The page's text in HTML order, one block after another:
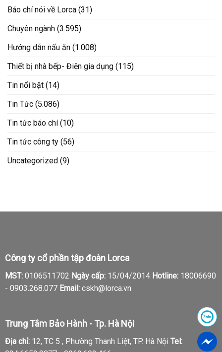
Báo chí nói về Lorca (31)
Chuyên ngành (3.595)
Hướng dẫn nấu ăn (1.008)
Thiết bị nhà bếp- Điện gia dụng (115)
Tin nổi bật (14)
Tin Tức (5.086)
Tin tức báo chí(10)
Tin tức công ty (56)
Uncategorized (9)
Công ty cổ phần tập đoàn Lorca
MST:0106511702 Ngày cấp:15/04/2014 Hotline:18006690
- 0903.268.077 Email:cskh@lorca.vn
Trung Tâm Bảo Hành - Tp. Hà Nội
Địa chỉ:12, TC 5 , Phường Thanh Liệt, TP. Hà Nội Tel: